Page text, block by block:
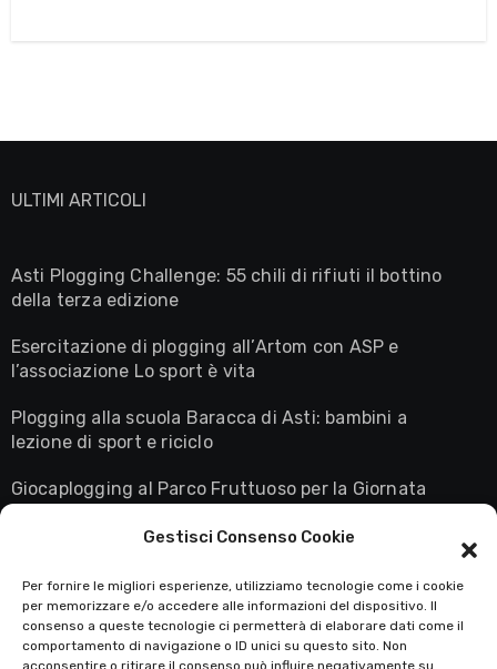
Gestisci Consenso Cookie
Per fornire le migliori esperienze, utilizziamo tecnologie come i cookie
per memorizzare e/o accedere alle informazioni del dispositivo. Il
consenso a queste tecnologie ci permetterà di elaborare dati come il
comportamento di navigazione o ID unici su questo sito. Non
acconsentire o ritirare il consenso può influire negativamente su
ULTIMI ARTICOLI
Asti Plogging Challenge: 55 chili di rifiuti il bottino
della terza edizione
Esercitazione di plogging all’Artom con ASP e
l’associazione Lo sport è vita
Plogging alla scuola Baracca di Asti: bambini a
lezione di sport e riciclo
Giocaplogging al Parco Fruttuoso per la Giornata
fluo conquista il palcoscenico nazionale